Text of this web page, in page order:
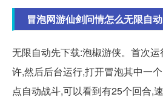
冒泡网游仙剑问情怎么无限自
无限自动先下载:泡椒游侠。首次
许,然后后台运行,打开冒泡其中一
点自动战斗,可以看到有25个回合,